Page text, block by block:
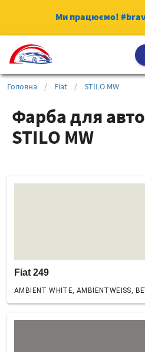
Ми працюємо!
Головна / Fiat / STILO MW
Фарба для
STILO MW
Fiat 249
AMBIENT WHITE, AMBIENTWEISS,